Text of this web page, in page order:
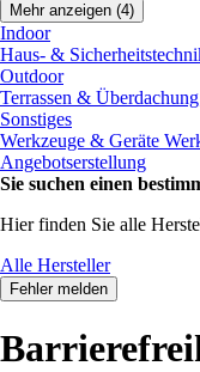
Mehr anzeigen (4)
Indoor
Haus- &
Outdoor
Terrassen & Überdachung
Sonstiges
Werkzeuge & Geräte
Angebotserstellung
Sie suchen einen
Hier finden Sie alle
Alle Hersteller
Fehler melden